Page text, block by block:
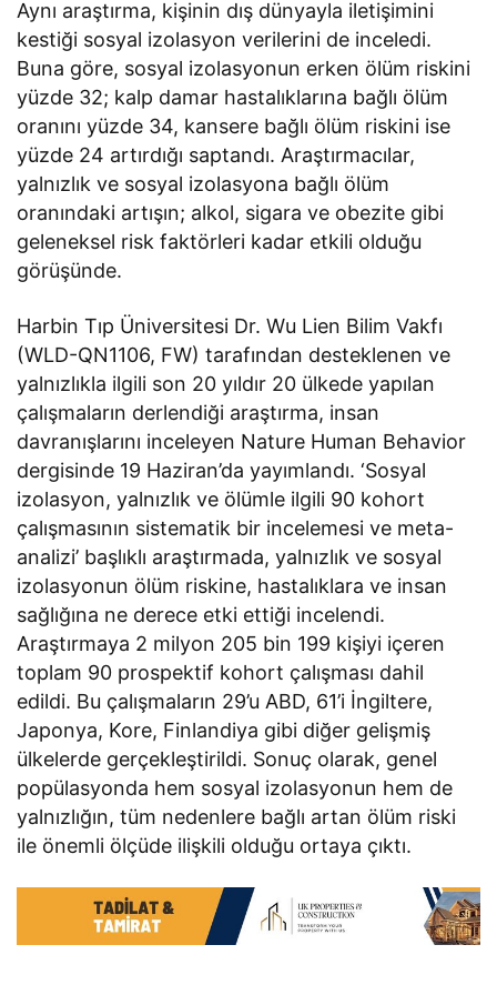
Aynı araştırma, kişinin dış dünyayla iletişimini
kestiği sosyal izolasyon verilerini de inceledi.
Buna göre, sosyal izolasyonun erken ölüm riskini
yüzde 32; kalp damar hastalıklarına bağlı ölüm
oranını yüzde 34, kansere bağlı ölüm riskini ise
yüzde 24 artırdığı saptandı. Araştırmacılar,
yalnızlık ve sosyal izolasyona bağlı ölüm
oranındaki artışın; alkol, sigara ve obezite gibi
geleneksel risk faktörleri kadar etkili olduğu
görüşünde.
Harbin Tıp Üniversitesi Dr. Wu Lien Bilim Vakfı
(WLD-QN1106, FW) tarafından desteklenen ve
yalnızlıkla ilgili son 20 yıldır 20 ülkede yapılan
çalışmaların derlendiği araştırma, insan
davranışlarını inceleyen Nature Human Behavior
dergisinde 19 Haziran’da yayımlandı. ‘Sosyal
izolasyon, yalnızlık ve ölümle ilgili 90 kohort
çalışmasının sistematik bir incelemesi ve meta-
analizi’ başlıklı araştırmada, yalnızlık ve sosyal
izolasyonun ölüm riskine, hastalıklara ve insan
sağlığına ne derece etki ettiği incelendi.
Araştırmaya 2 milyon 205 bin 199 kişiyi içeren
toplam 90 prospektif kohort çalışması dahil
edildi. Bu çalışmaların 29’u ABD, 61’i İngiltere,
Japonya, Kore, Finlandiya gibi diğer gelişmiş
ülkelerde gerçekleştirildi. Sonuç olarak, genel
popülasyonda hem sosyal izolasyonun hem de
yalnızlığın, tüm nedenlere bağlı artan ölüm riski
ile önemli ölçüde ilişkili olduğu ortaya çıktı.